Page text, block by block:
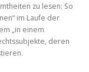
zu lesen: So
im Laufe der
„in einem
deren